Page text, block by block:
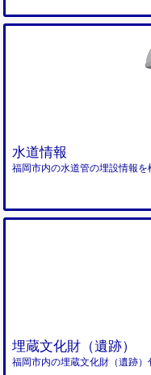
水道情報
福岡市内の水道管の埋設情報を
埋蔵文化財（遺跡）
福岡市内の埋蔵文化財（遺跡）